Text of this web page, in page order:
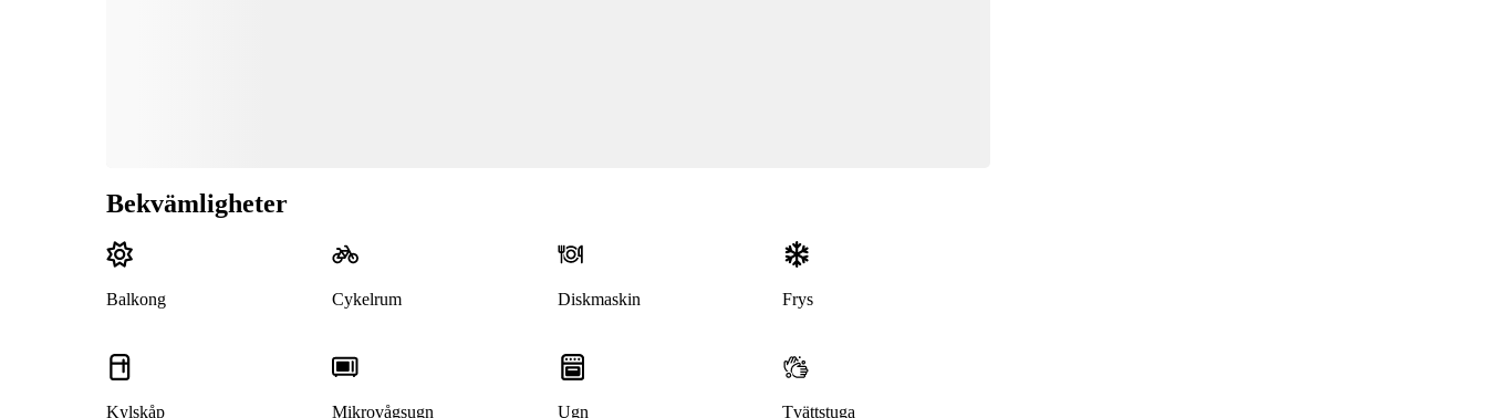
Bekvämligheter
Balkong Cykelrum Diskmaskin Frys
Kylskåp Mikrovågsugn Ugn Tvättstuga